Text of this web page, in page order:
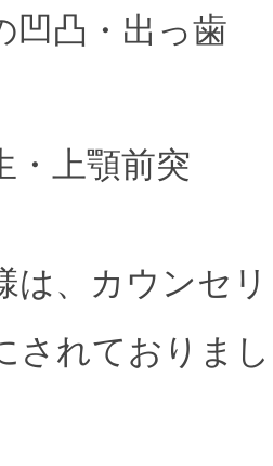
凹凸・出っ歯
・上顎前突
は、カウンセ
されておりま